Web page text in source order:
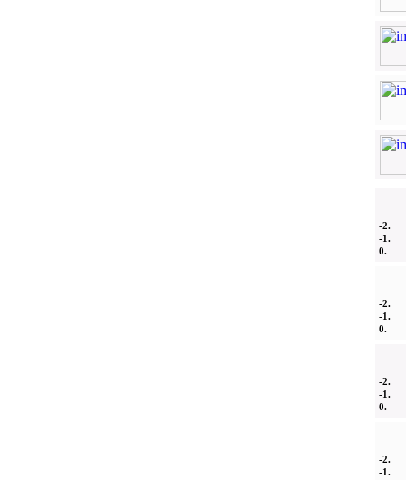
-2.
-1.
0.
-2.
-1.
0.
-2.
-1.
0.
-2.
-1.